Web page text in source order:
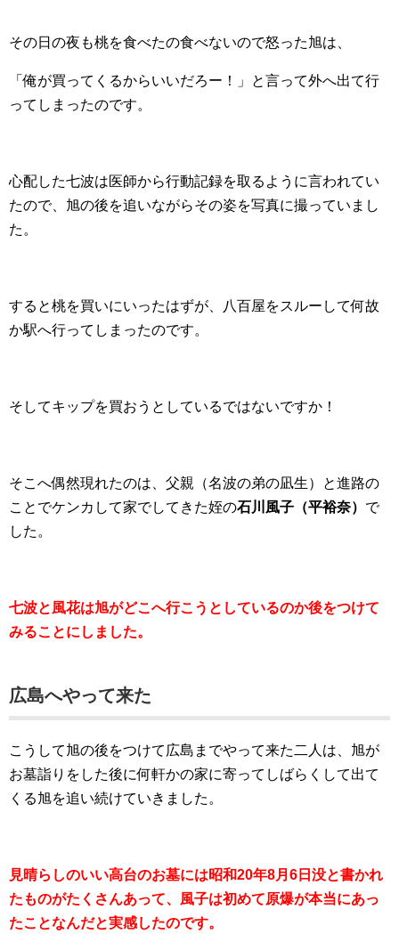
その日の夜も桃を食べたの食べないので怒った旭は、
「俺が買ってくるからいいだろー！」と言って外へ出て行
ってしまったのです。
心配した七波は医師から行動記録を取るように言われてい
たので、旭の後を追いながらその姿を写真に撮っていまし
た。
すると桃を買いにいったはずが、八百屋をスルーして何故
か駅へ行ってしまったのです。
そしてキップを買おうとしているではないですか！
そこへ偶然現れたのは、父親（名波の弟の凪生）と進路の
ことでケンカして家でしてきた姪の石川風子（平裕奈） で
した。
七波と風花は旭がどこへ行こうとしているのか後をつけて
みることにしました。
広島へやって来た
こうして旭の後をつけて広島までやって来た二人は、旭が
お墓詣りをした後に何軒かの家に寄ってしばらくして出て
くる旭を追い続けていきました。
見晴らしのいい高台のお墓には昭和20年8月6日没と書かれ
たものがたくさんあって、風子は初めて原爆が本当にあっ
たことなんだと実感したのです。